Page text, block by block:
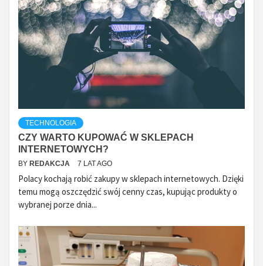
TECHNOLOGIA
CZY WARTO KUPOWAĆ W SKLEPACH
INTERNETOWYCH?
BY REDAKCJA 7 LAT AGO
Polacy kochają robić zakupy w sklepach internetowych. Dzięki
temu mogą oszczędzić swój cenny czas, kupując produkty o
wybranej porze dnia...